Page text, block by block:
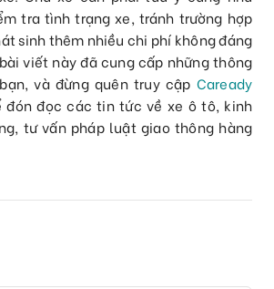
tra tình trạng xe, tránh trường hợp
sinh thêm nhiều chi phí không đáng
viết này đã cung cấp những thông
và đừng quên truy cập Caready
đón đọc các tin tức về xe ô tô, kinh
tư vấn pháp luật giao thông hàng